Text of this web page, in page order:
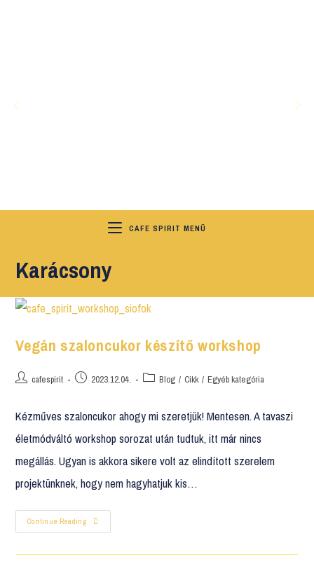
CAFE SPIRIT MENÜ
Karácsony
Vegán szaloncukor készítő workshop
cafespirit 2023.12.04. Blog / Cikk / Egyéb kategória
Kézműves szaloncukor ahogy mi szeretjük! Mentesen. A tavaszi
életmódváltó workshop sorozat után tudtuk, itt már nincs
megállás. Ugyan is akkora sikere volt az elindított szerelem
projektünknek, hogy nem hagyhatjuk kis…
Continue Reading